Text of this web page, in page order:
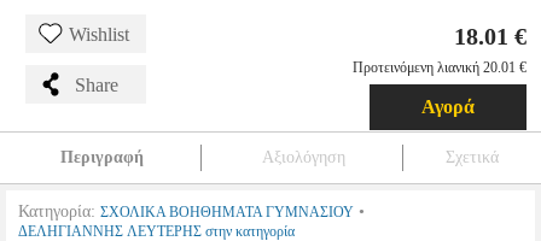
Wishlist
Share
18.01 €
Προτεινόμενη λιανική 20.01 €
Αγορά
Περιγραφή Αξιολόγηση Σχετικά
Κατηγορία: ΣΧΟΛΙΚΑ ΒΟΗΘΗΜΑΤΑ ΓΥΜΝΑΣΙΟΥ •
ΔΕΛΗΓΙΑΝΝΗΣ ΛΕΥΤΕΡΗΣ στην κατηγορία